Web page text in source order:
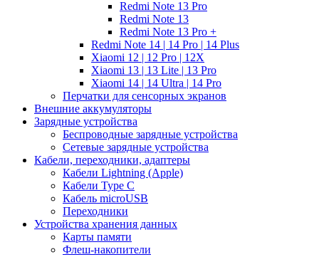
Redmi Note 13 Pro
Redmi Note 13
Redmi Note 13 Pro +
Redmi Note 14 | 14 Pro | 14 Plus
Xiaomi 12 | 12 Pro | 12X
Xiaomi 13 | 13 Lite | 13 Pro
Xiaomi 14 | 14 Ultra | 14 Pro
Перчатки для сенсорных экранов
Внешние аккумуляторы
Зарядные устройства
Беспроводные зарядные устройства
Сетевые зарядные устройства
Кабели, переходники, адаптеры
Кабели Lightning (Apple)
Кабели Type C
Кабель microUSB
Переходники
Устройства хранения данных
Карты памяти
Флеш-накопители